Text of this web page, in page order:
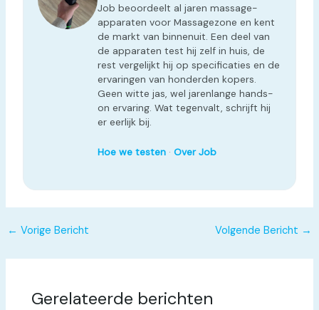
Job beoordeelt al jaren massage-
apparaten voor Massagezone en kent
de markt van binnenuit. Een deel van
de apparaten test hij zelf in huis, de
rest vergelijkt hij op specificaties en de
ervaringen van honderden kopers.
Geen witte jas, wel jarenlange hands-
on ervaring. Wat tegenvalt, schrijft hij
er eerlijk bij.
Hoe we testen· Over Job
← Vorige Bericht Volgende Bericht →
Gerelateerde berichten